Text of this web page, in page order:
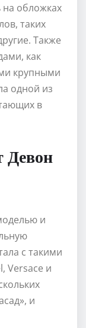
обложках
таких
Также
как
крупными
одной из
в
Девон
и
с такими
Versace и
и